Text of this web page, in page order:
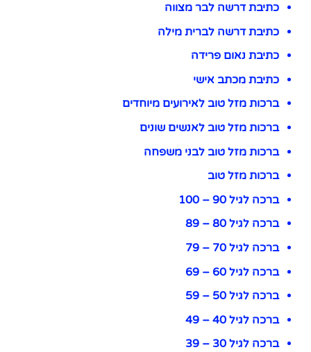
כתיבת דרשה לבר מצווה
כתיבת דרשה לברית מילה
כתיבת נאום פרידה
כתיבת מכתב אישי
ברכות מזל טוב לאירועים מיוחדים
ברכות מזל טוב לאנשים שונים
ברכות מזל טוב לבני משפחה
ברכות מזל טוב
ברכה לגיל 90 – 100
ברכה לגיל 80 – 89
ברכה לגיל 70 – 79
ברכה לגיל 60 – 69
ברכה לגיל 50 – 59
ברכה לגיל 40 – 49
ברכה לגיל 30 – 39